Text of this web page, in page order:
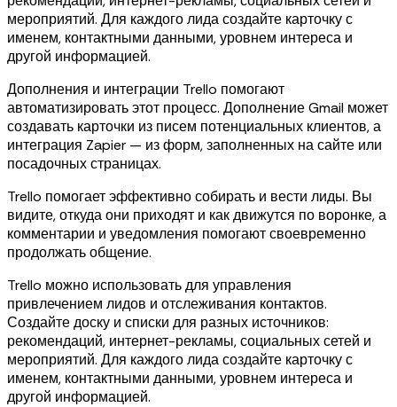
мероприятий. Для каждого лида создайте карточку с
именем, контактными данными, уровнем интереса и
другой информацией.
Дополнения и интеграции Trello помогают
автоматизировать этот процесс. Дополнение Gmail может
создавать карточки из писем потенциальных клиентов, а
интеграция Zapier — из форм, заполненных на сайте или
посадочных страницах.
Trello помогает эффективно собирать и вести лиды. Вы
видите, откуда они приходят и как движутся по воронке, а
комментарии и уведомления помогают своевременно
продолжать общение.
Trello можно использовать для управления
привлечением лидов и отслеживания контактов.
Создайте доску и списки для разных источников:
рекомендаций, интернет-рекламы, социальных сетей и
мероприятий. Для каждого лида создайте карточку с
именем, контактными данными, уровнем интереса и
другой информацией.